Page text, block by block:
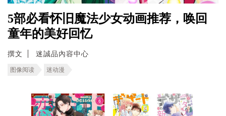
5部必看怀旧魔法少女动画推荐，唤回
童年的美好回忆
撰文 迷誠品內容中心
图像阅读 迷动漫